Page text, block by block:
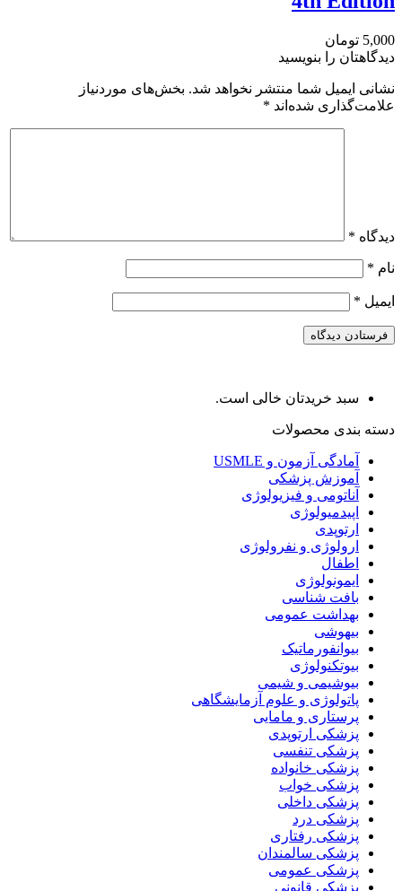
5,000 تومان
دیدگاهتان را بنویسید
نشانی ایمیل شما منتشر نخواهد شد. بخش‌های موردنیاز
علامت‌گذاری شده‌اند *
دیدگاه *
نام *
ایمیل *
سبد خریدتان خالی است.
دسته بندی محصولات
آمادگی آزمون و USMLE
آموزش پزشکی
آناتومی و فیزیولوژی
اپیدمیولوژی
ارتوپدی
ارولوژی و نفرولوژی
اطفال
ایمونولوژی
بافت شناسی
بهداشت عمومی
بیهوشی
بیوانفورماتیک
بیوتکنولوژی
بیوشیمی و شیمی
پاتولوژی و علوم آزمایشگاهی
پرستاری و مامایی
پزشکی ارتوپدی
پزشکی تنفسی
پزشکی خانواده
پزشکی خواب
پزشکی داخلی
پزشکی درد
پزشکی رفتاری
پزشکی سالمندان
پزشکی عمومی
پزشکی قانونی